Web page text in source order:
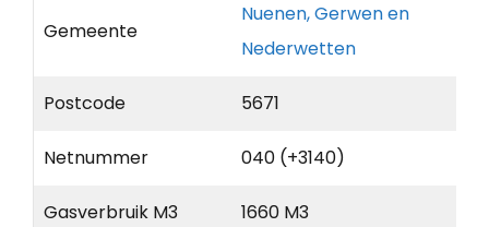
Gemeente
Nuenen, Gerwen en
Nederwetten
Postcode 5671
Netnummer 040 (+3140)
Gasverbruik M3 1660 M3